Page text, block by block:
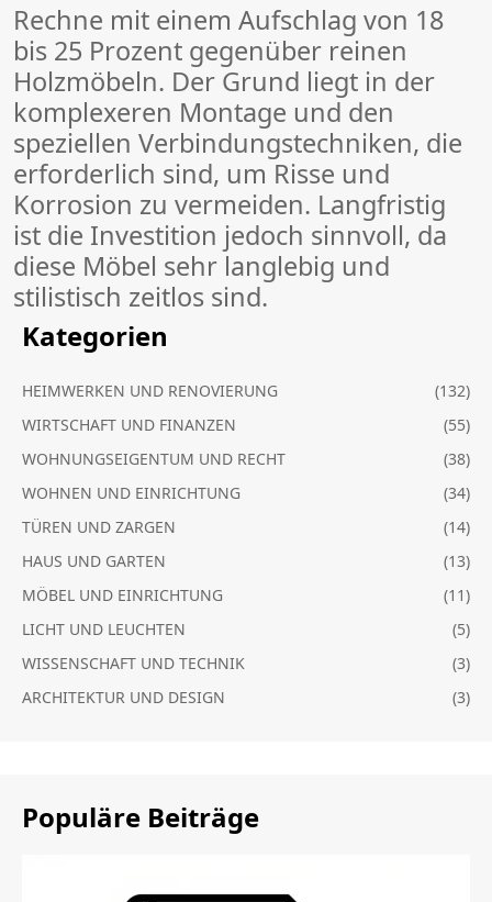
Rechne mit einem Aufschlag von 18
bis 25 Prozent gegenüber reinen
Holzmöbeln. Der Grund liegt in der
komplexeren Montage und den
speziellen Verbindungstechniken, die
erforderlich sind, um Risse und
Korrosion zu vermeiden. Langfristig
ist die Investition jedoch sinnvoll, da
diese Möbel sehr langlebig und
stilistisch zeitlos sind.
Kategorien
HEIMWERKEN UND RENOVIERUNG
(132)
WIRTSCHAFT UND FINANZEN
(55)
WOHNUNGSEIGENTUM UND RECHT
(38)
WOHNEN UND EINRICHTUNG
(34)
TÜREN UND ZARGEN
(14)
HAUS UND GARTEN
(13)
MÖBEL UND EINRICHTUNG
(11)
LICHT UND LEUCHTEN
(5)
WISSENSCHAFT UND TECHNIK
(3)
ARCHITEKTUR UND DESIGN
(3)
Populäre Beiträge